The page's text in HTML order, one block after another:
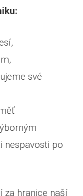
své
nespavosti po
za hranice naší